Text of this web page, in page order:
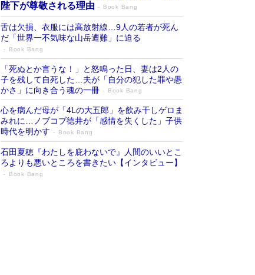
陛下が尊敬される理由
Book Bang
舌は欠損、衣服には高放射線…9人の若者が死ん
だ「世界一不気味な山岳遭難」に迫る
Book Bang
「死ぬとか言うな！」と怒鳴った日、妻は2人の
子を残して自死した…夫が「自分の犯した罪や愚
かさ」に向き合う魂の一冊
Book Bang
心を病んだ母が「4Lの大五郎」を飲み干しゲロま
みれに…ノブコブ徳井が「感情を失くした」子供
時代を明かす
Book Bang
石田夏穂『わたしを庇わないで』人間のいいとこ
ろよりも悪いところを書きたい【インタビュー】
Book Bang